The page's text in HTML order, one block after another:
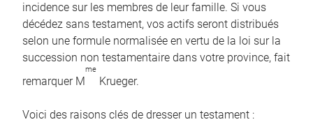
incidence sur les membres de leur famille. Si vous
décédez sans testament, vos actifs seront distribués
selon une formule normalisée en vertu de la loi sur la
succession non testamentaire dans votre province, fait
remarquer M
me
Krueger.
Voici des raisons clés de dresser un testament :